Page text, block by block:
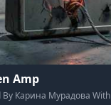
Amp
By Карина Мурадова With